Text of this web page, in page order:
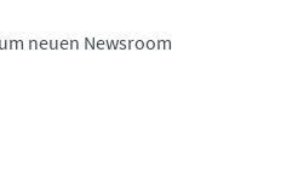
neuen Newsroom